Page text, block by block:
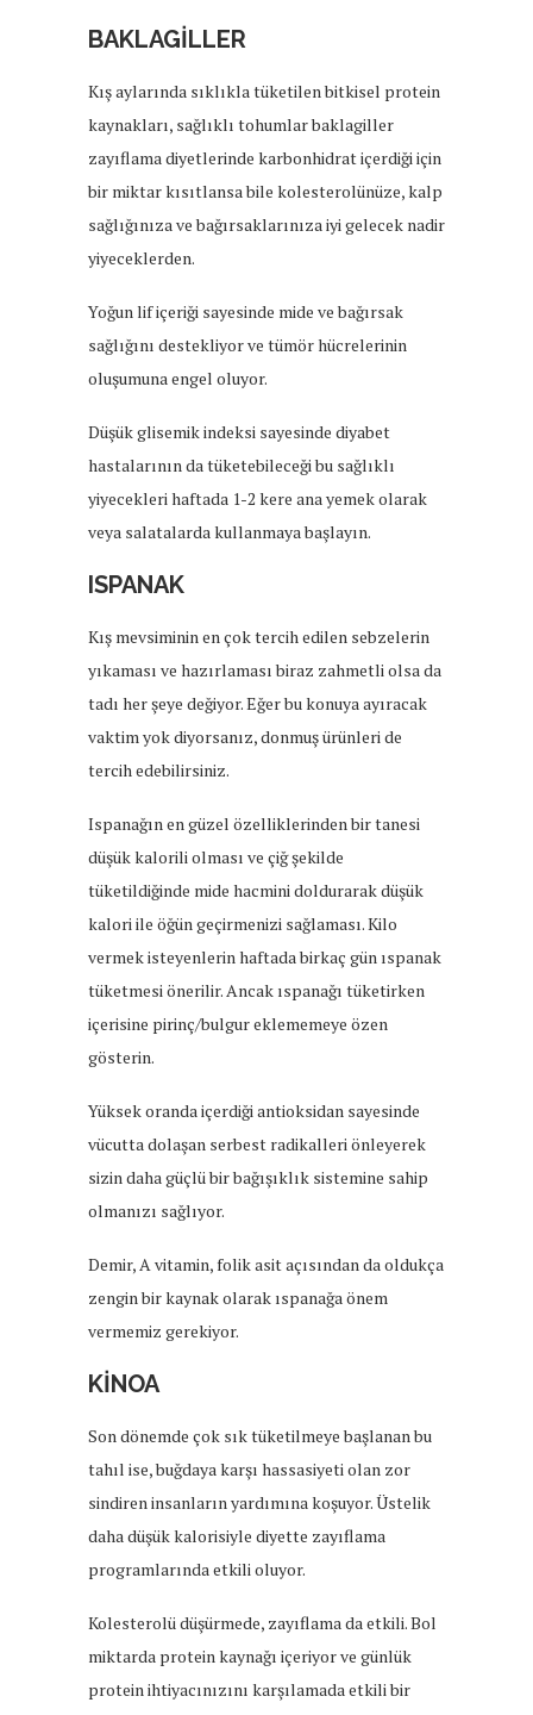
BAKLAGİLLER
Kış aylarında sıklıkla tüketilen bitkisel protein
kaynakları, sağlıklı tohumlar baklagiller
zayıflama diyetlerinde karbonhidrat içerdiği için
bir miktar kısıtlansa bile kolesterolünüze, kalp
sağlığınıza ve bağırsaklarınıza iyi gelecek nadir
yiyeceklerden.
Yoğun lif içeriği sayesinde mide ve bağırsak
sağlığını destekliyor ve tümör hücrelerinin
oluşumuna engel oluyor.
Düşük glisemik indeksi sayesinde diyabet
hastalarının da tüketebileceği bu sağlıklı
yiyecekleri haftada 1-2 kere ana yemek olarak
veya salatalarda kullanmaya başlayın.
ISPANAK
Kış mevsiminin en çok tercih edilen sebzelerin
yıkaması ve hazırlaması biraz zahmetli olsa da
tadı her şeye değiyor. Eğer bu konuya ayıracak
vaktim yok diyorsanız, donmuş ürünleri de
tercih edebilirsiniz.
Ispanağın en güzel özelliklerinden bir tanesi
düşük kalorili olması ve çiğ şekilde
tüketildiğinde mide hacmini doldurarak düşük
kalori ile öğün geçirmenizi sağlaması. Kilo
vermek isteyenlerin haftada birkaç gün ıspanak
tüketmesi önerilir. Ancak ıspanağı tüketirken
içerisine pirinç/bulgur eklememeye özen
gösterin.
Yüksek oranda içerdiği antioksidan sayesinde
vücutta dolaşan serbest radikalleri önleyerek
sizin daha güçlü bir bağışıklık sistemine sahip
olmanızı sağlıyor.
Demir, A vitamin, folik asit açısından da oldukça
zengin bir kaynak olarak ıspanağa önem
vermemiz gerekiyor.
KİNOA
Son dönemde çok sık tüketilmeye başlanan bu
tahıl ise, buğdaya karşı hassasiyeti olan zor
sindiren insanların yardımına koşuyor. Üstelik
daha düşük kalorisiyle diyette zayıflama
programlarında etkili oluyor.
Kolesterolü düşürmede, zayıflama da etkili. Bol
miktarda protein kaynağı içeriyor ve günlük
protein ihtiyacınızını karşılamada etkili bir